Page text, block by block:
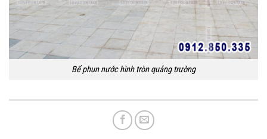
Bể phun nước hình tròn quảng trường